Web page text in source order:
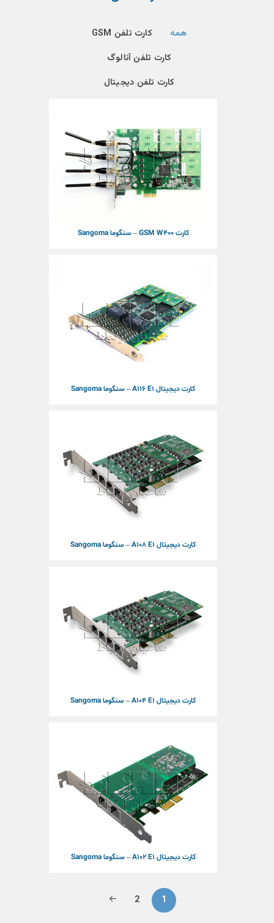
همه
کارت تلفن GSM
کارت تلفن آنالوگ
کارت تلفن دیجیتال
کارت GSM W400 – سنگوما Sangoma
کارت دیجیتال A116 E1 – سنگوما Sangoma
کارت دیجیتال A108 E1 – سنگوما Sangoma
کارت دیجیتال A104 E1 – سنگوما Sangoma
کارت دیجیتال A102 E1 – سنگوما Sangoma
1
2